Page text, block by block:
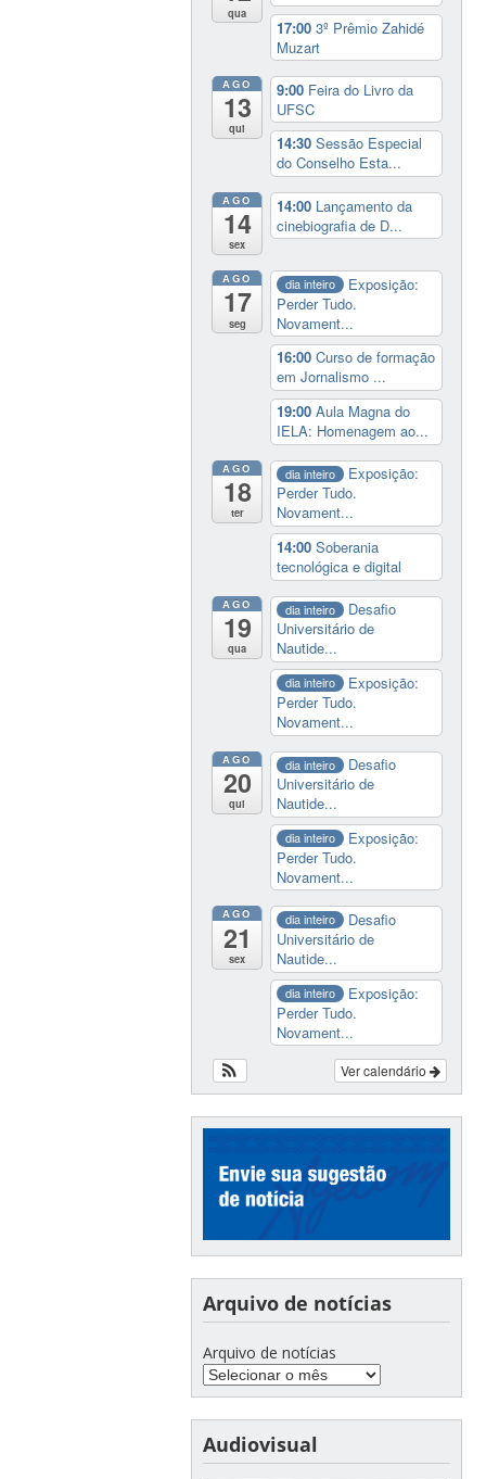
qua
17:003º Prêmio Zahidé
Muzart
AGO
13
qui
9:00 Feira do Livro da
UFSC
14:30Sessão Especial
do Conselho Esta...
AGO
14
sex
14:00 Lançamento da
cinebiografia de D...
AGO
17
seg
dia inteiro
Exposição:
Perder Tudo.
Novament...
16:00Curso de formação
em Jornalismo ...
19:00Aula Magna do
IELA: Homenagem ao...
AGO
18
ter
dia inteiro
Exposição:
Perder Tudo.
Novament...
14:00Soberania
tecnológica e digital
AGO
19
qua
dia inteiro
Desafio
Universitário de
Nautide...
dia inteiro
Exposição:
Perder Tudo.
Novament...
AGO
20
qui
dia inteiro
Desafio
Universitário de
Nautide...
dia inteiro
Exposição:
Perder Tudo.
Novament...
AGO
21
sex
dia inteiro
Desafio
Universitário de
Nautide...
dia inteiro
Exposição:
Perder Tudo.
Novament...
Ver calendário
Arquivo de notícias
Arquivo de notícias
Audiovisual